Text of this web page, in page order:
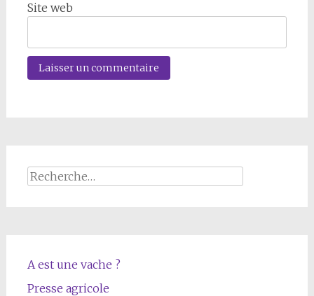
Site web
Rechercher :
A est une vache ?
Presse agricole